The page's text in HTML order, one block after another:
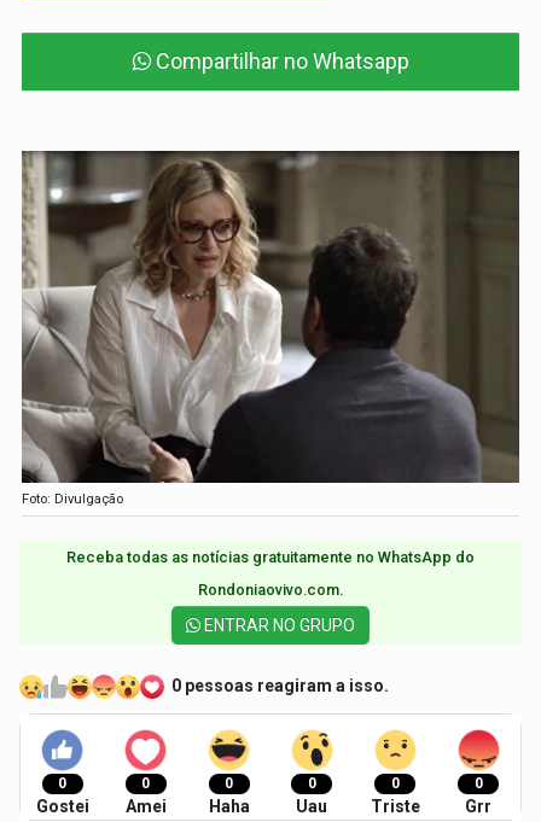
Compartilhar no Whatsapp
Foto: Divulgação
Receba todas as notícias gratuitamente no WhatsApp do
Rondoniaovivo.com.​
ENTRAR NO GRUPO
0 pessoas reagiram a isso.
0
Gostei
0
Amei
0
Haha
0
Uau
0
Triste
0
Grr